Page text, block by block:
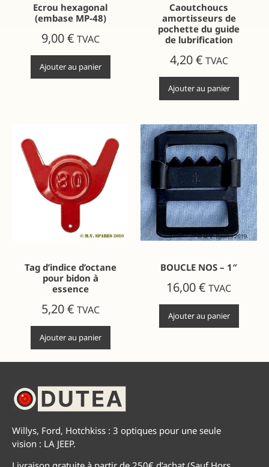
Ecrou hexagonal
(embase MP-48)
9,00€ TVAC
Ajouter au panier
Caoutchoucs
amortisseurs de
pochette du guide
de lubrification
4,20€ TVAC
Ajouter au panier
Tag d’indice d’octane
pour bidon à
essence
5,20€ TVAC
Ajouter au panier
BOUCLE NOS – 1″
16,00€ TVAC
Ajouter au panier
Willys, Ford, Hotchkiss : 3 optiques pour une seule
vision : LA JEEP.